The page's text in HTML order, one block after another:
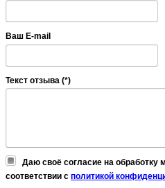
Ваш E-mail
Текст отзыва (*)
Даю своё согласие на
соответствии с политикой